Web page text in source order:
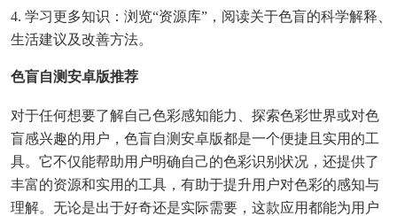
4. 学习更多知识：浏览“资源库”，阅读关于色盲的科学解释、
生活建议及改善方法。
色盲自测安卓版推荐
对于任何想要了解自己色彩感知能力、探索色彩世界或对色
盲感兴趣的用户，色盲自测安卓版都是一个便捷且实用的工
具。它不仅能帮助用户明确自己的色彩识别状况，还提供了
丰富的资源和实用的工具，有助于提升用户对色彩的感知与
理解。无论是出于好奇还是实际需要，这款应用都能为用户